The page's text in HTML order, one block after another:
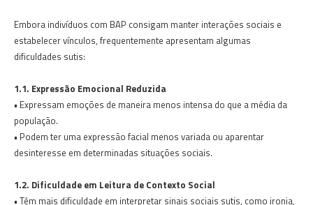
Embora indivíduos com BAP consigam manter interações sociais e
estabelecer vínculos, frequentemente apresentam algumas
dificuldades sutis:
1.1. Expressão Emocional Reduzida
• Expressam emoções de maneira menos intensa do que a média da
população.
• Podem ter uma expressão facial menos variada ou aparentar
desinteresse em determinadas situações sociais.
1.2. Dificuldade em Leitura de Contexto Social
• Têm mais dificuldade em interpretar sinais sociais sutis, como ironia,